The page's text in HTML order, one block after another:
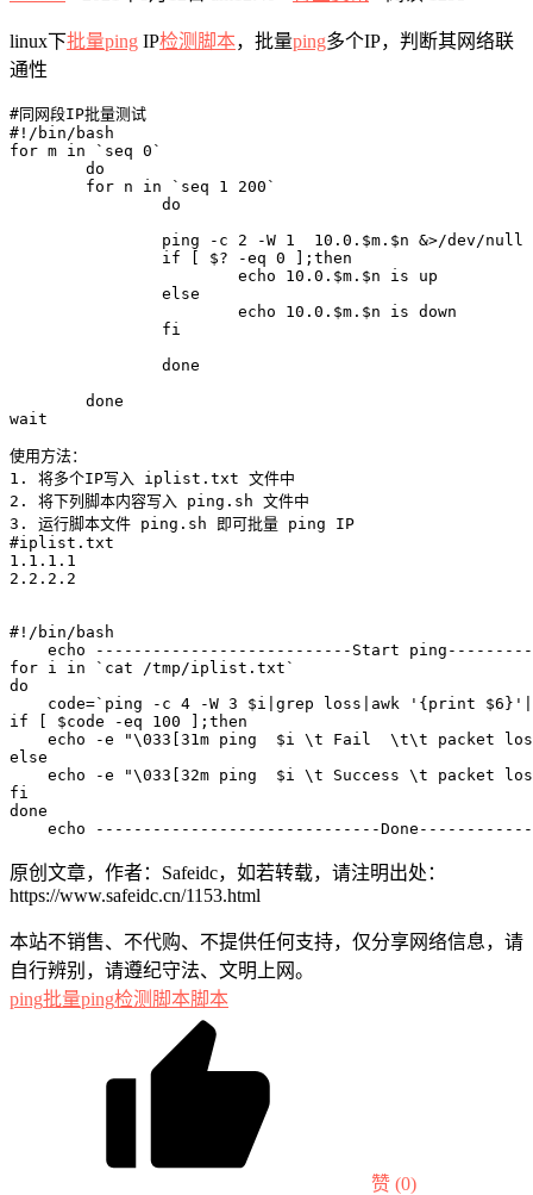
linux下批量ping IP检测脚本，批量ping多个IP，判断其网络联
通性
#同网段IP批量测试
#!/bin/bash
for m in `seq 0`
        do
        for n in `seq 1 200`
                do
                ping -c 2 -W 1  10.0.$m.$n &>/dev/null
                if [ $? -eq 0 ];then
                        echo 10.0.$m.$n is up
                else
                        echo 10.0.$m.$n is down
                fi
                done
        done
wait
使用方法：
1. 将多个IP写入 iplist.txt 文件中
2. 将下列脚本内容写入 ping.sh 文件中
3. 运行脚本文件 ping.sh 即可批量 ping IP
#iplist.txt
1.1.1.1
2.2.2.2
#!/bin/bash
echo ---------------------------Start
for i in `cat /tmp/iplist.txt`
do
code=`ping -c 4 -W 3 $i|grep loss|awk '{print
if [ $code -eq 100 ];then
echo -e "\033[31m ping  $i \t Fail  \t\t packet
else
echo -e "\033[32m ping  $i \t Success \t packet
fi
done
原创文章，作者：Safeidc，如若转载，请注明出处：
https://www.safeidc.cn/1153.html
本站不销售、不代购、不提供任何支持，仅分享网络信息，请
自行辨别，请遵纪守法、文明上网。
ping批量ping检测脚本脚本
赞 (0)